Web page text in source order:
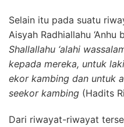
Selain itu pada suatu
Aisyah Radhiallahu ‘Anhu
Shallallahu ‘alahi
kepada mereka, untuk
ekor kambing dan untuk
seekor kambing (Hadits
Dari riwayat-riwayat